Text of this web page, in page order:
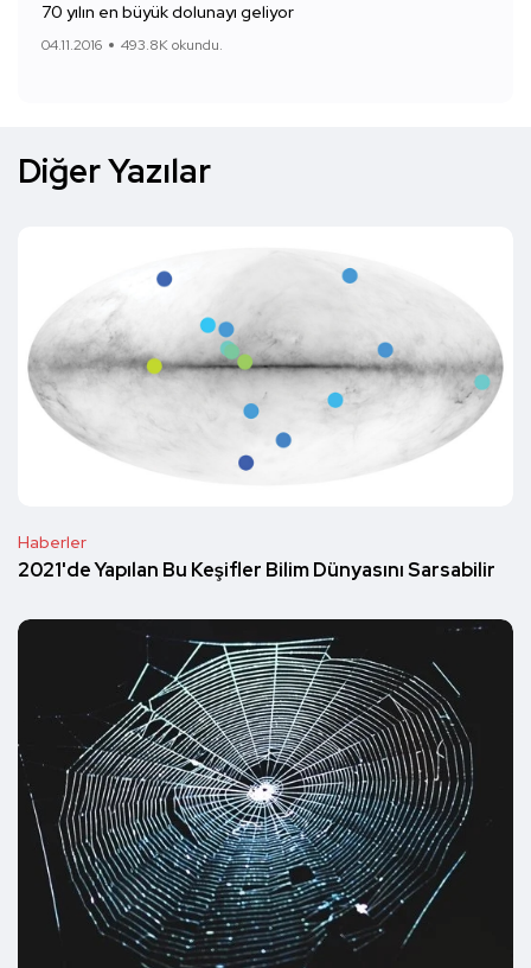
70 yılın en büyük dolunayı geliyor
04.11.2016 493.8K okundu.
Diğer Yazılar
Haberler
2021'de Yapılan Bu Keşifler Bilim Dünyasını Sarsabilir